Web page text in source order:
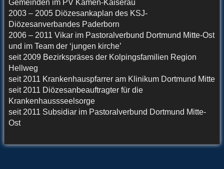
Gemeinden im PV Kamen-Kaiserau
2003 – 2005 Diözesankaplan des KSJ-
Diözesanverbandes Paderborn
2006 – 2011 Vikar im Pastoralverbund Dortmund Mitte-Ost
und im Team der ‘jungen kirche’
seit 2009 Bezirkspräses der Kolpingsfamilien Region
Hellweg
seit 2011 Krankenhauspfarrer am Klinikum Dortmund Mitte
seit 2011 Diözesanbeauftragter für die
Krankenhaussseelsorge
seit 2011 Subsidiar im Pastoralverbund Dortmund Mitte-
Ost